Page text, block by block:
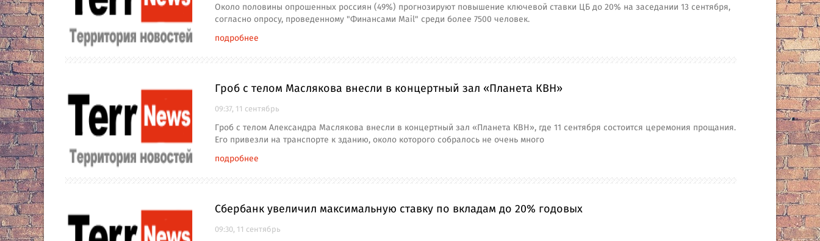
Около половины опрошенных россиян (49%) прогнозируют повышение ключевой ставки ЦБ до 20% на заседании 13 сентября,
согласно опросу, проведенному "Финансами Mail" среди более 7500 человек.
подробнее
Гроб с телом Маслякова внесли в концертный зал «Планета КВН»
09:37, 11 сентябрь
Гроб с телом Александра Маслякова внесли в концертный зал «Планета КВН», где 11 сентября состоится церемония прощания.
Его привезли на транспорте к зданию, около которого собралось не очень много
подробнее
Сбербанк увеличил максимальную ставку по вкладам до 20% годовых
09:30, 11 сентябрь